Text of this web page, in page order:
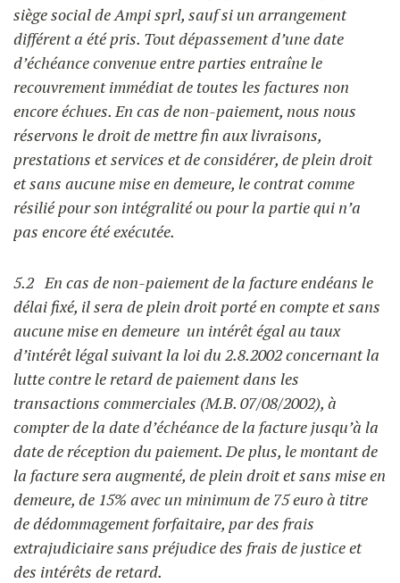
siège social de Ampi sprl, sauf si un arrangement
différent a été pris. Tout dépassement d’une date
d’échéance convenue entre parties entraîne le
recouvrement immédiat de toutes les factures non
encore échues. En cas de non-paiement, nous nous
réservons le droit de mettre fin aux livraisons,
prestations et services et de considérer, de plein droit
et sans aucune mise en demeure, le contrat comme
résilié pour son intégralité ou pour la partie qui n’a
pas encore été exécutée.
5.2 En cas de non-paiement de la facture endéans le
délai fixé, il sera de plein droit porté en compte et sans
aucune mise en demeure un intérêt égal au taux
d’intérêt légal suivant la loi du 2.8.2002 concernant la
lutte contre le retard de paiement dans les
transactions commerciales (M.B. 07/08/2002), à
compter de la date d’échéance de la facture jusqu’à la
date de réception du paiement. De plus, le montant de
la facture sera augmenté, de plein droit et sans mise en
demeure, de 15% avec un minimum de 75 euro à titre
de dédommagement forfaitaire, par des frais
extrajudiciaire sans préjudice des frais de justice et
des intérêts de retard.